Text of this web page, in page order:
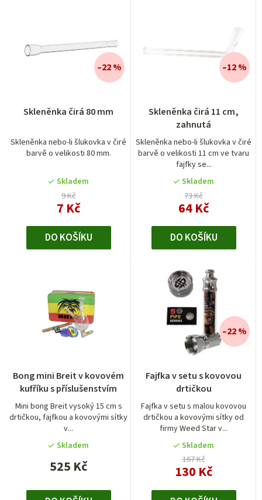
Skleněnka čirá 80 mm
Skleněnka nebo-li šlukovka v čiré
barvě o velikosti 80 mm.
Skladem
9 Kč
7 Kč
–22 %
DO KOŠÍKU
Skleněnka čirá 11 cm,
zahnutá
Skleněnka nebo-li šlukovka v čiré
barvě o velikosti 11 cm ve tvaru
fajfky se...
Skladem
73 Kč
64 Kč
–12 %
DO KOŠÍKU
Bong mini Breit v kovovém
kufříku s příslušenstvím
Mini bong Breit vysoký 15 cm s
drtičkou, fajfkou a kovovými sítky
v...
Skladem
525 Kč
Fajfka v setu s kovovou
drtičkou
Fajfka v setu s malou kovovou
drtičkou a kovovými sítky od
firmy Weed Star v...
hodnocení
produktu
je
5,0
z
5
hvězdiček.
Skladem
167 Kč
130 Kč
–22 %